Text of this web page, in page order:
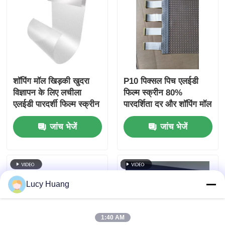
शॉपिंग मॉल खिड़की खुदरा
विज्ञापन के लिए लचीला
एलईडी पारदर्शी फिल्म स्क्रीन
पी 6 अल्ट्रा पतला ग्लास
डिस्प्ले
जांच भेजें
P10 पिक्सल पिच एलईडी
फिल्म स्क्रीन 80%
पारदर्शिता दर और शॉपिंग मॉल
विज्ञापन के लिए 300W
अधिकतम शक्ति के साथ
जांच भेजें
Lucy Huang
1:40 AM